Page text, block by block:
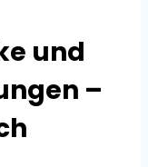
und
–